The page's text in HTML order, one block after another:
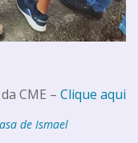
CME – Clique aqui
de Ismael